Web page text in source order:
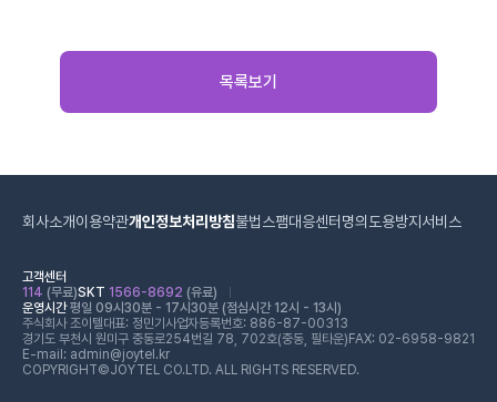
목록보기
회사소개이용약관개인정보처리방침불법스팸대응센터 명의도용방지서비스
고객센터
114 (무료)SKT 1566-8692 (유료)
운영시간평일 09시30분 - 17시30분 (점심시간 12시 - 13시)
주식회사 조이텔대표: 정민기 사업자등록번호: 886-87-00313
경기도 부천시 원미구 중동로254번길 78, 702호(중동, 필타운) FAX: 02-6958-9821
E-mail: admin@joytel.kr
COPYRIGHT©JOYTEL CO.LTD. ALL RIGHTS RESERVED.